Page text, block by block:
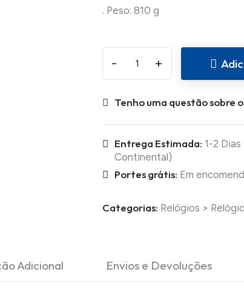
- +
Tenho uma questão sobre
Entrega Estimada: 1-2
Continental)
Portes grátis: Em
Categorias: Relógios >
Adicional Envios e Devoluções